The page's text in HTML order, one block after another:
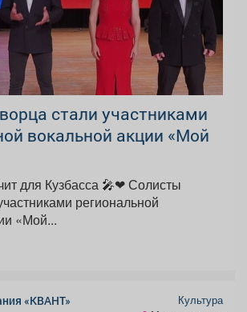
стали участниками
вокальной акции «Мой
Кузбасса 🎤❤ Солисты
региональной
«Мой...
«КВАНТ»
Культура